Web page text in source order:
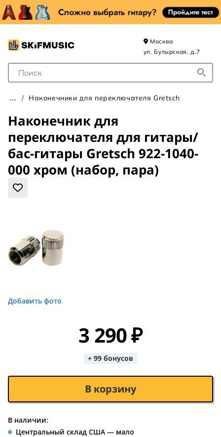
Поле для Поиска
Москва
ул. Бутырская, д.7
Наконечники для переключателя Gretsch
Наконечник для
переключателя для гитары/
бас-гитары Gretsch 922-1040-
000 хром (набор, пара)
Добавить фото
3 290 ₽
+ 99 бонусов
В корзину
В наличии:
Центральный склад США — мало